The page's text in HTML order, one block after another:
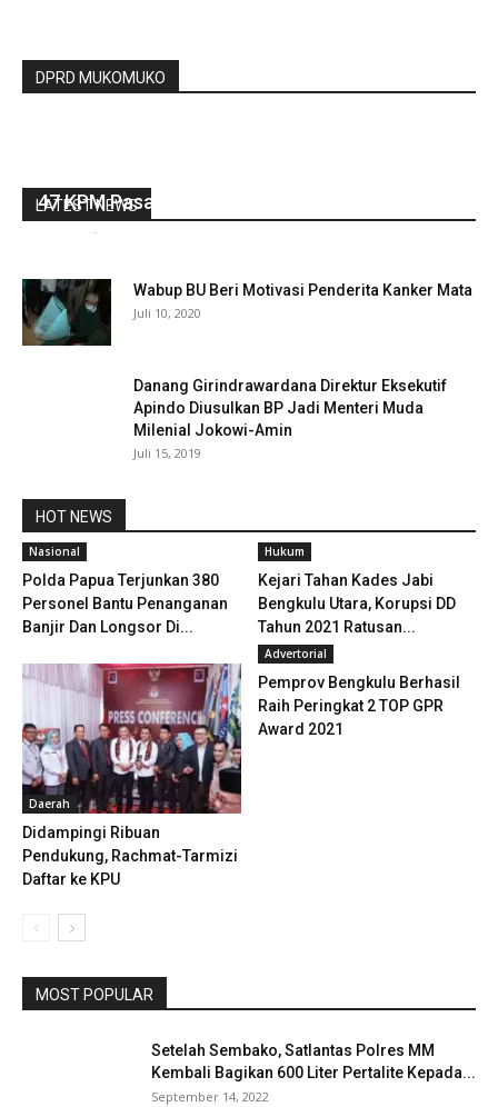
DPRD MUKOMUKO
LATEST NEWS
47 KPM Pasar Seblat Terima BLT DD
-
Wabup BU Beri Motivasi Penderita Kanker Mata
Juli 10, 2020
Danang Girindrawardana Direktur Eksekutif
Apindo Diusulkan BP Jadi Menteri Muda
Milenial Jokowi-Amin
Juli 15, 2019
HOT NEWS
Nasional
Polda Papua Terjunkan 380
Personel Bantu Penanganan
Banjir Dan Longsor Di...
Hukum
Kejari Tahan Kades Jabi
Bengkulu Utara, Korupsi DD
Tahun 2021 Ratusan...
Daerah
Didampingi Ribuan
Pendukung, Rachmat-Tarmizi
Daftar ke KPU
Advertorial
Pemprov Bengkulu Berhasil
Raih Peringkat 2 TOP GPR
Award 2021
MOST POPULAR
Setelah Sembako, Satlantas Polres MM
Kembali Bagikan 600 Liter Pertalite Kepada...
September 14, 2022